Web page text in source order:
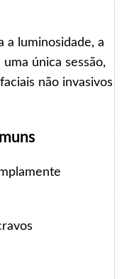
a luminosidade, a
única sessão,
não invasivos